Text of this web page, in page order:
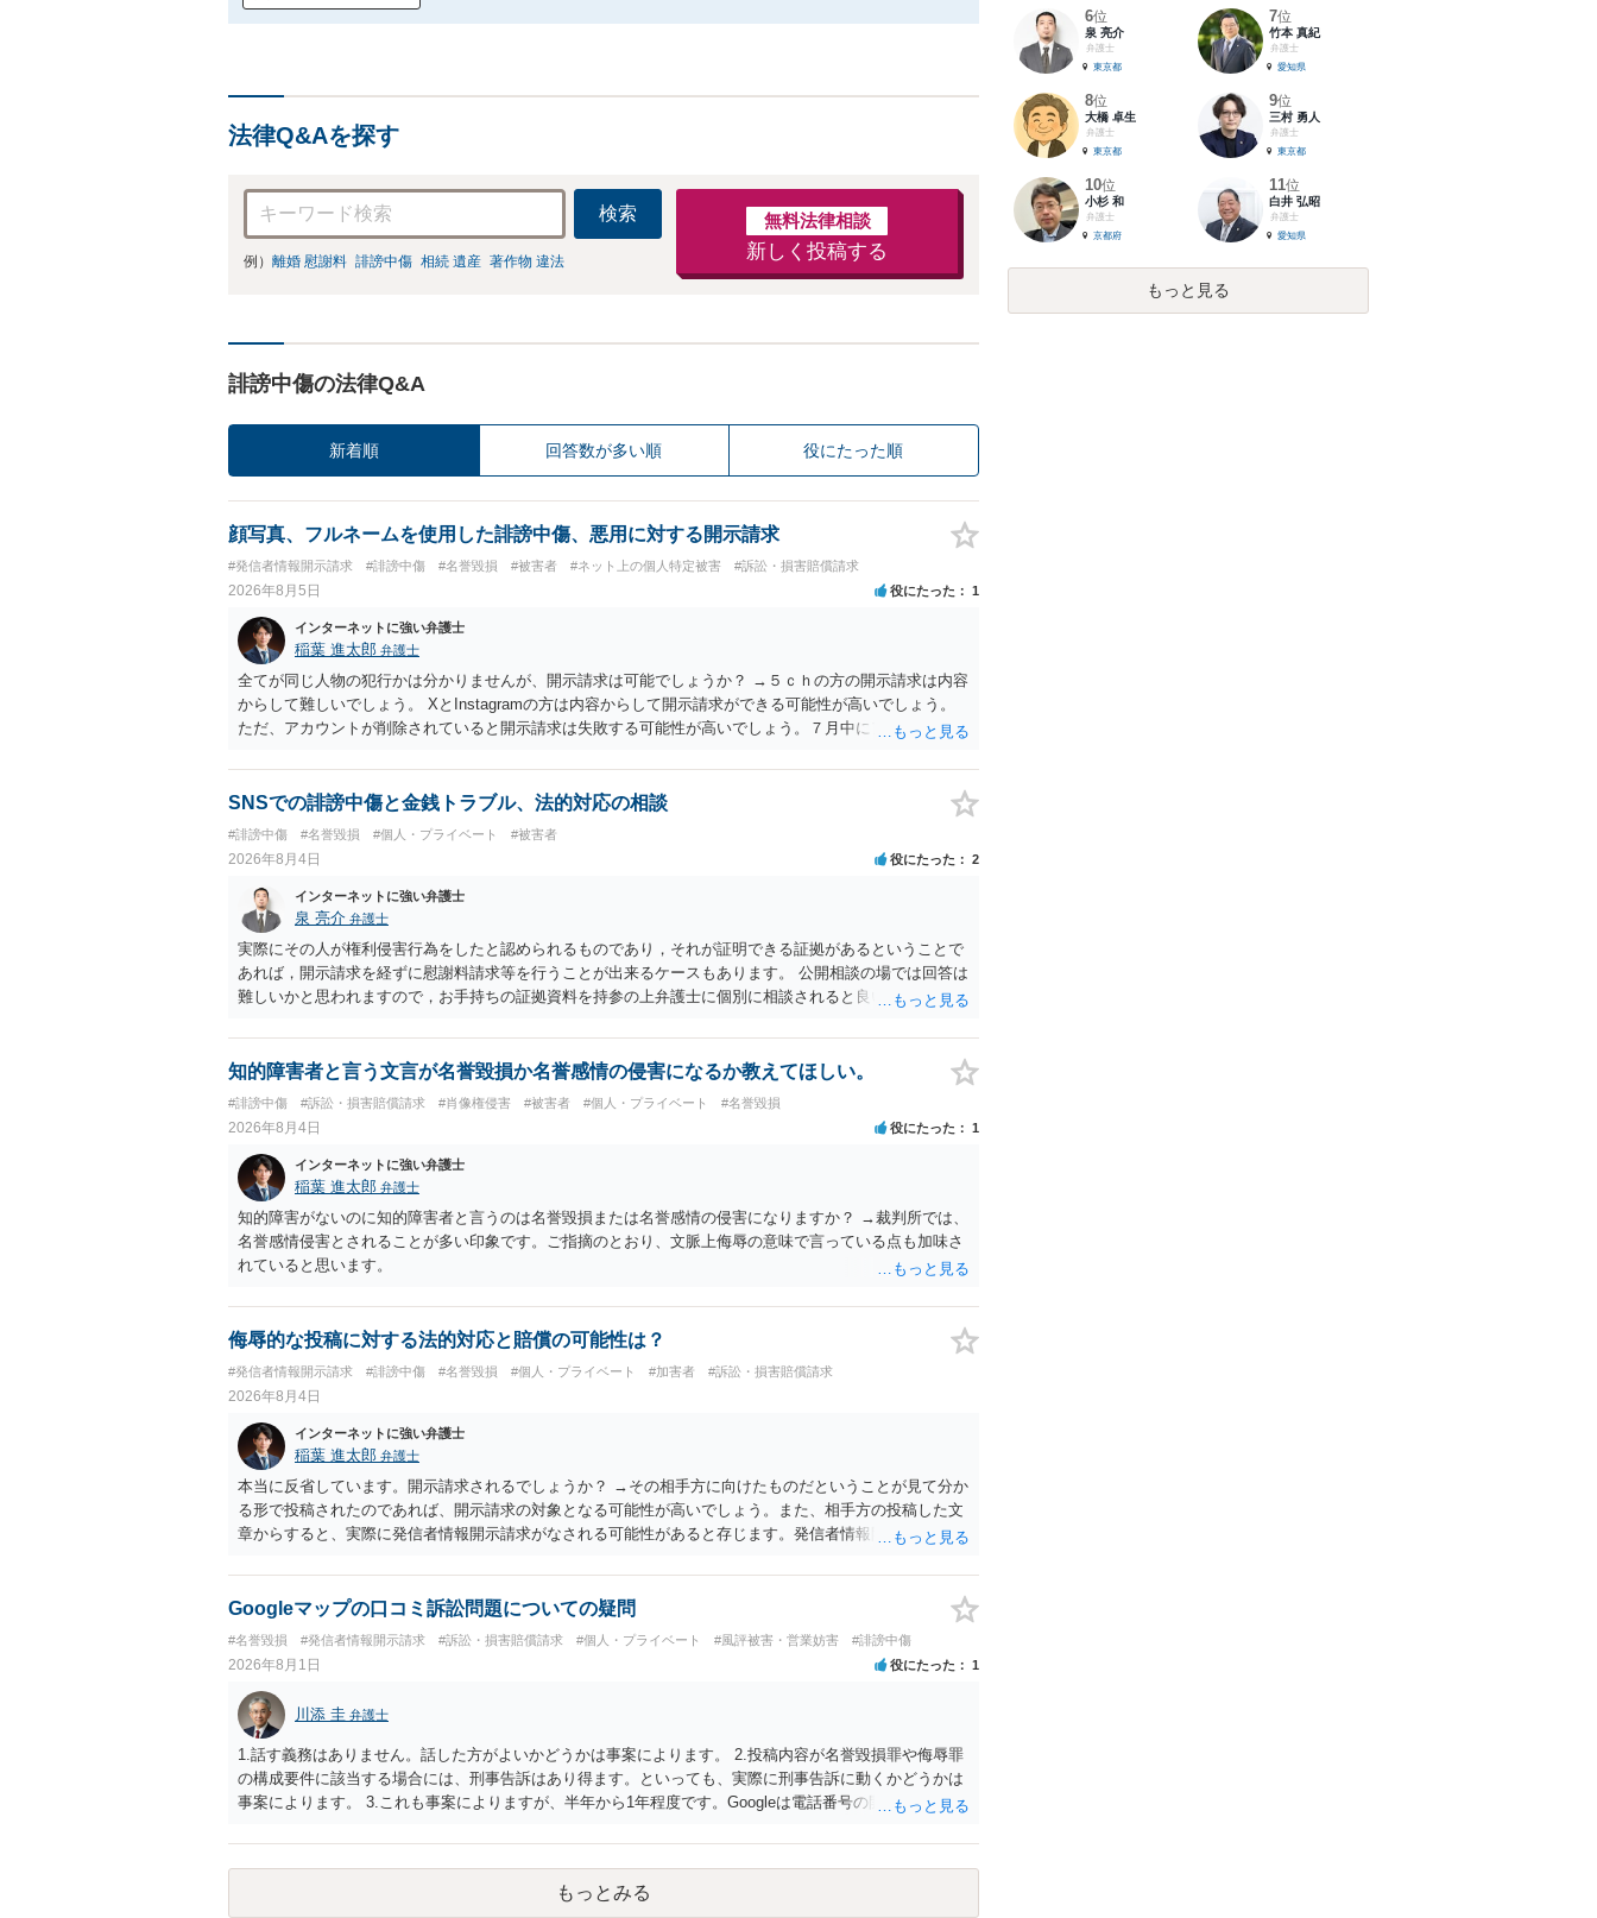
法律Q&Aを探す
検索
例） 離婚 慰謝料 誹謗中傷 相続 遺産 著作物 違法
無料法律相談
新しく投稿する
誹謗中傷の法律Q&A
新着順 回答数が多い順 役にたった順
顔写真、フルネームを使用した誹謗中傷、悪用に対する開示請求
#発信者情報開示請求 #誹謗中傷 #名誉毀損 #被害者 #ネット上の個人特定被害 #訴訟・損害賠償請求
2026年8月5日 役にたった 1
インターネットに強い弁護士
稲葉 進太郎 弁護士
全てが同じ人物の犯行かは分かりませんが、開示請求は可能でしょうか？ →５ｃｈの方の開示請求は内容
からして難しいでしょう。 XとInstagramの方は内容からして開示請求ができる可能性が高いでしょう。
ただ、アカウントが削除されていると開示請求は失敗する可能性が高いでしょう。７月中にアカウントが
相手に全ての弁護士費用を負担させることは可能でしょうか？ →訴訟外の交渉で相手方が認めれば負担さ
せることができるでしょう。訴訟で判決となった場合は、実際の弁護士費用が認められる場合と認められ
SNSでの誹謗中傷と金銭トラブル、法的対応の相談
#誹謗中傷 #名誉毀損 #個人・プライベート #被害者
2026年8月4日 役にたった 2
インターネットに強い弁護士
泉 亮介 弁護士
実際にその人が権利侵害行為をしたと認められるものであり，それが証明できる証拠があるということで
あれば，開示請求を経ずに慰謝料請求等を行うことが出来るケースもあります。 公開相談の場では回答は
難しいかと思われますので，お手持ちの証拠資料を持参の上弁護士に個別に相談されると良いでしょう。
知的障害者と言う文言が名誉毀損か名誉感情の侵害になるか教えてほしい。
#誹謗中傷 #訴訟・損害賠償請求 #肖像権侵害 #被害者 #個人・プライベート #名誉毀損
2026年8月4日 役にたった 1
インターネットに強い弁護士
稲葉 進太郎 弁護士
知的障害がないのに知的障害者と言うのは名誉毀損または名誉感情の侵害になりますか？ →裁判所では、
名誉感情侵害とされることが多い印象です。ご指摘のとおり、文脈上侮辱の意味で言っている点も加味さ
れていると思います。
侮辱的な投稿に対する法的対応と賠償の可能性は？
#発信者情報開示請求 #誹謗中傷 #名誉毀損 #個人・プライベート #加害者 #訴訟・損害賠償請求
2026年8月4日
インターネットに強い弁護士
稲葉 進太郎 弁護士
本当に反省しています。開示請求されるでしょうか？ →その相手方に向けたものだということが見て分か
る形で投稿されたのであれば、開示請求の対象となる可能性が高いでしょう。また、相手方の投稿した文
章からすると、実際に発信者情報開示請求がなされる可能性があると存じます。発信者情報開示請求が進
カウントの登録メールに意見照会がなされます。 また、された場合賠償金はいくらでしょうか。 →ケー
スバイケースであり、数万円から１００万単位まで様々でしょう。裁判外であれば交渉して相手方の請求
Googleマップの口コミ訴訟問題についての疑問
#名誉毀損 #発信者情報開示請求 #訴訟・損害賠償請求 #個人・プライベート #風評被害・営業妨害 #誹謗中傷
2026年8月1日 役にたった 1
川添 圭 弁護士
1.話す義務はありません。話した方がよいかどうかは事案によります。 2.投稿内容が名誉毀損罪や侮辱罪
の構成要件に該当する場合には、刑事告訴はあり得ます。といっても、実際に刑事告訴に動くかどうかは
事案によります。 3.これも事案によりますが、半年から1年程度です。Googleは電話番号の開示請求もで
さらにいえば、利用者からの口コミ投稿の場合、開示請求者はある程度対象者を特定できている（ただし
証拠による裏付けか必要なので発信者情報開示請求をする）というケースが比較的多いと思われます。
もっとみる
6位
泉 亮介
弁護士
東京都
7位
竹本 真紀
弁護士
愛知県
8位
大橋 卓生
弁護士
東京都
9位
三村 勇人
弁護士
東京都
10位
小杉 和
弁護士
京都府
11位
白井 弘昭
弁護士
愛知県
もっと見る